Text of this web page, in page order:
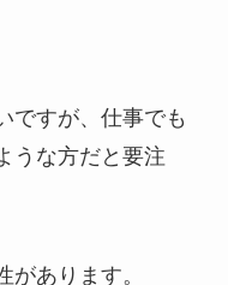
ですが、仕事でも
うな方だと要注
あります。